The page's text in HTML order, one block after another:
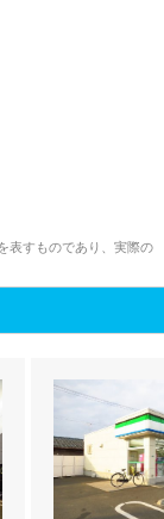
表すものであり、実際の